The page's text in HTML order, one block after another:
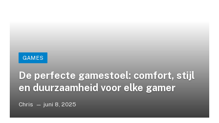
GAMES
De perfecte gamestoel: comfort, stijl
en duurzaamheid voor elke gamer
Chris juni 8, 2025